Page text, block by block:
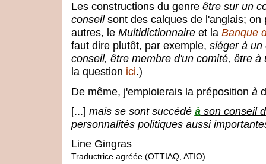
Les constructions du genre être surun
conseilsont des calques de l'anglais; on
autres, le Multidictionnaireet la Banque
faut dire plutôt, par exemple, siéger àun
conseil, être membre d'un comité, être à
la question ici.)
De même, j'emploierais la préposition à
[...] mais se sont succédé àson conseil
personnalités politiques aussi
Line Gingras
Traductrice agréée (OTTIAQ, ATIO)